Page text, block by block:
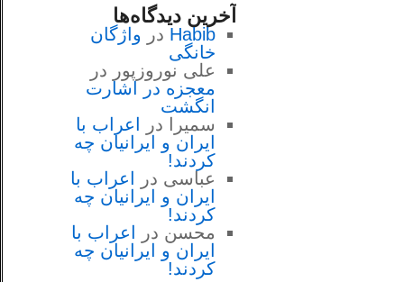
آخرین دیدگاه‌ها
Habib در واژگان
خانگی
علی نوروزپور در
معجزه در اشارت
انگشت
سمیرا
در
اعراب با
ايران و ايرانيان چه
كردند!
عباسی در
اعراب با
ايران و ايرانيان چه
كردند!
محسن در
اعراب با
ايران و ايرانيان چه
كردند!